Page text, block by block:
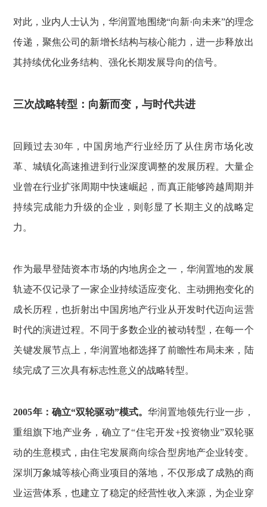
对此，业内人士认为，华润置地围绕“向新·向未来”的理念
传递，聚焦公司的新增长结构与核心能力，进一步释放出
其持续优化业务结构、强化长期发展导向的信号。
三次战略转型：向新而变，与时代共进
回顾过去30年，中国房地产行业经历了从住房市场化改
革、城镇化高速推进到行业深度调整的发展历程。大量企
业曾在行业扩张周期中快速崛起，而真正能够跨越周期并
持续完成能力升级的企业，则彰显了长期主义的战略定
力。
作为最早登陆资本市场的内地房企之一，华润置地的发展
轨迹不仅记录了一家企业持续适应变化、主动拥抱变化的
成长历程，也折射出中国房地产行业从开发时代迈向运营
时代的演进过程。不同于多数企业的被动转型，在每一个
关键发展节点上，华润置地都选择了前瞻性布局未来，陆
续完成了三次具有标志性意义的战略转型。
2005年：确立“双轮驱动”模式。华润置地领先行业一步，
重组旗下地产业务，确立了“住宅开发+投资物业”双轮驱
动的生意模式，由住宅发展商向综合型房地产企业转变。
深圳万象城等核心商业项目的落地，不仅形成了成熟的商
业运营体系，也建立了稳定的经营性收入来源，为企业穿